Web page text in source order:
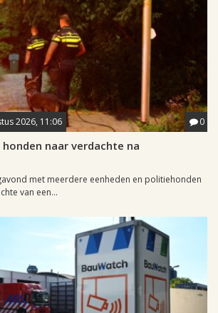
2026, 11:06 0
naar verdachte na
met meerdere eenheden en politiehonden
van een...